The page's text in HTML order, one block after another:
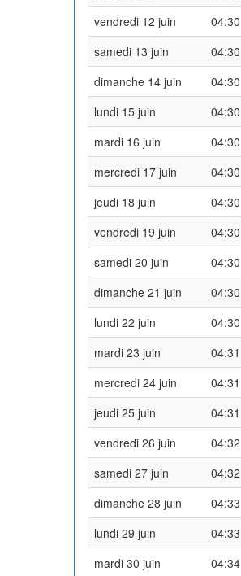
vendredi 12 juin
04:30
samedi 13 juin
04:30
dimanche 14 juin
04:30
lundi 15 juin
04:30
mardi 16 juin
04:30
mercredi 17 juin
04:30
jeudi 18 juin
04:30
vendredi 19 juin
04:30
samedi 20 juin
04:30
dimanche 21 juin
04:30
lundi 22 juin
04:30
mardi 23 juin
04:31
mercredi 24 juin
04:31
jeudi 25 juin
04:31
vendredi 26 juin
04:32
samedi 27 juin
04:32
dimanche 28 juin
04:33
lundi 29 juin
04:33
mardi 30 juin
04:34